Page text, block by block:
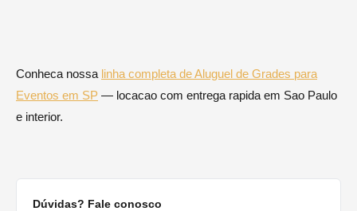
Conheca nossa linha completa de Aluguel de Grades para
Eventos em SP — locacao com entrega rapida em Sao Paulo
e interior.
Dúvidas? Fale conosco